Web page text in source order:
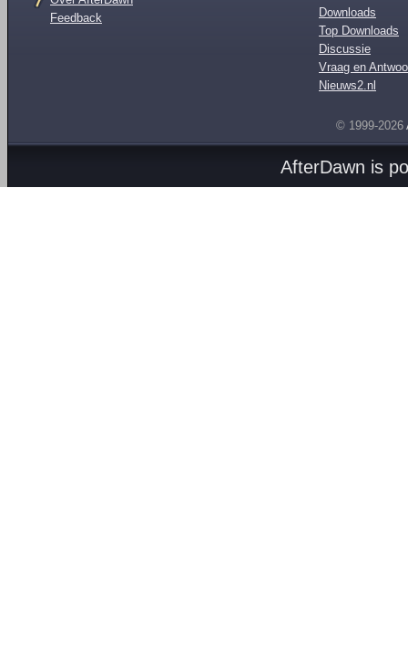
Feedback
Downloads
Top Downloads
Discussie
Vraag en
Nieuws2.nl
© 1999-2026
AfterDawn is